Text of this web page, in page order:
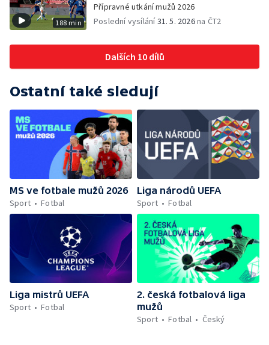
188 min
Přípravné utkání mužů 2026
Poslední vysílání31. 5. 2026na ČT2
Dalších 10 dílů
Ostatní také sledují
MS ve fotbale mužů 2026
Sport
Fotbal
Liga národů UEFA
Sport
Fotbal
Liga mistrů UEFA
Sport
Fotbal
2. česká fotbalová liga
mužů
Sport
Fotbal Český